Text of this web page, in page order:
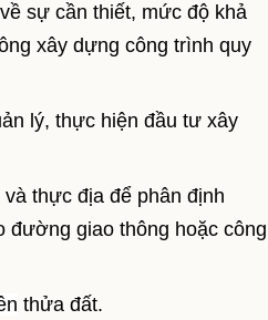
sự cần thiết, mức độ khả
xây dựng công trình quy
lý, thực hiện đầu tư xây
thực địa để phân định
giao thông hoặc công
thửa đất.